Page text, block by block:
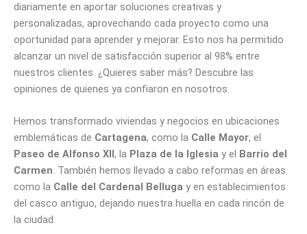
diariamente en aportar soluciones creativas y
personalizadas, aprovechando cada proyecto como una
oportunidad para aprender y mejorar. Esto nos ha permitido
alcanzar un nivel de satisfacción superior al 98% entre
nuestros clientes. ¿Quieres saber más? Descubre las
opiniones de quienes ya confiaron en nosotros.
Hemos transformado viviendas y negocios en ubicaciones
emblemáticas de Cartagena, como la Calle Mayor, el
Paseo de Alfonso XII , la Plaza de la Iglesia y el
Barrio del
Carmen. También hemos llevado a cabo reformas en áreas
como la Calle del Cardenal Belluga y en establecimientos
del casco antiguo, dejando nuestra huella en cada rincón de
la ciudad.